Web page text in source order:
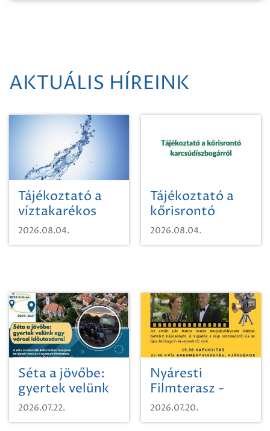
AKTUÁLIS HÍREINK
Tájékoztató a
víztakarékos
vízhasználatról
2026.08.04.
Tájékoztató a
kőrisrontó
karcsúdíszbogárról
2026.08.04.
Séta a jövőbe:
gyertek velünk
egy városi
időutazásra!
2026.07.22.
Nyáresti
Filmterasz -
Beugró a
Paradicsomba
2026.07.20.